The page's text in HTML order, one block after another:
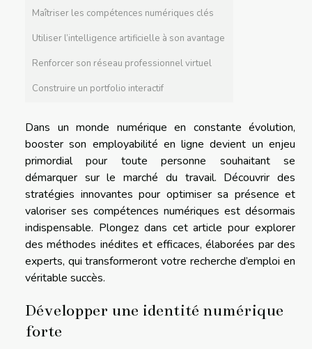
Maîtriser les compétences numériques clés
Utiliser l’intelligence artificielle à son avantage
Renforcer son réseau professionnel virtuel
Construire un portfolio interactif
Dans un monde numérique en constante évolution,
booster son employabilité en ligne devient un enjeu
primordial pour toute personne souhaitant se
démarquer sur le marché du travail. Découvrir des
stratégies innovantes pour optimiser sa présence et
valoriser ses compétences numériques est désormais
indispensable. Plongez dans cet article pour explorer
des méthodes inédites et efficaces, élaborées par des
experts, qui transformeront votre recherche d’emploi en
véritable succès.
Développer une identité numérique
forte